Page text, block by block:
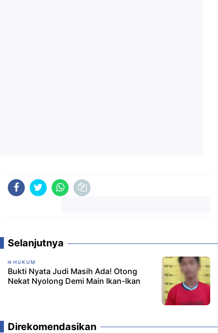
Selanjutnya
HUKUM
Bukti Nyata Judi Masih Ada! Otong
Nekat Nyolong Demi Main Ikan-Ikan
Direkomendasikan